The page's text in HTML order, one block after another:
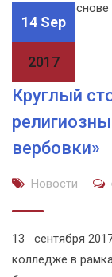
знаний на
14 Sep
2017
Круглый
вербовки»
Новости
13 сентября
колледже в